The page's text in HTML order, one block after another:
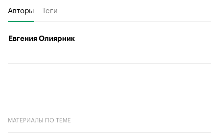
Авторы Теги
Евгения Олиярник
МАТЕРИАЛЫ ПО ТЕМЕ